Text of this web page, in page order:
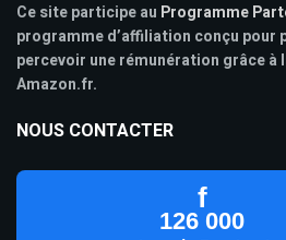
Ce site participe au Programme
programme d’affiliation conçu pour
percevoir une rémunération grâce à
Amazon.fr.
NOUS CONTACTER
f
126 000